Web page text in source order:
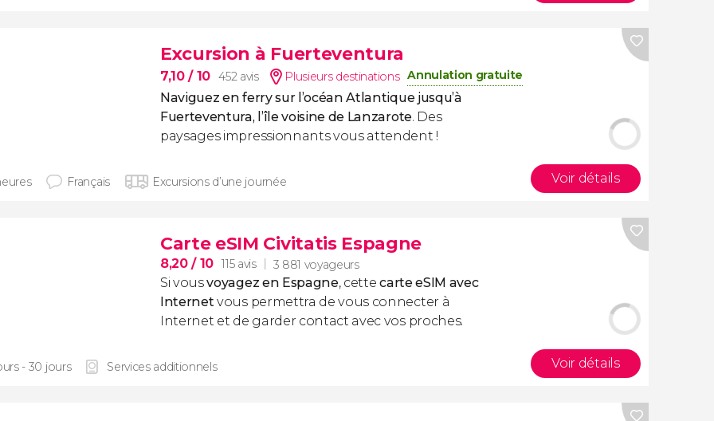
Excursion à Fuerteventura
7,10/ 10 452 avis Plusieurs destinations Annulation gratuite
Naviguez en ferry sur l’océan Atlantique jusqu’à
Fuerteventura, l’île voisine de Lanzarote. Des
paysages impressionnants vous attendent !
Français Excursions d’une journée Voir détails
Carte eSIM Civitatis Espagne
8,20/ 10 115 avis 3 881 voyageurs
Si vousvoyagez en Espagne, cettecarte eSIM avec
Internet vous permettra de vous connecter à
Internet et de garder contact avec vos proches.
- 30 jours Services additionnels Voir détails